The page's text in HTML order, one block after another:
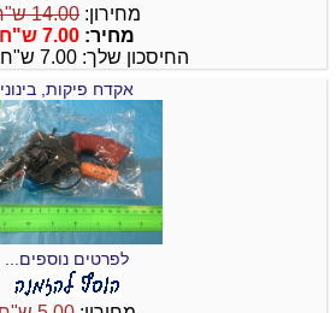
מחירון: 14.00 ש"ח
מחיר:7.00 ש"ח
החיסכון שלך: 7.00 ש"ח (50%)
אקדח פיקות, בינוני
לפרטים נוספים...